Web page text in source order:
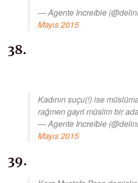
— Agente Increíble
Mayıs 2015
38.
Kadının suçu(!) ise
rağmen gayri müslim bir
— Agente Increíble
Mayıs 2015
39.